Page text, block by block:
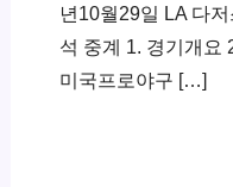
년10월29일 LA 다
석 중계 1. 경기개요
미국프로야구 […]